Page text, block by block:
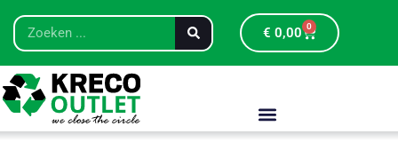
€ 0,00 0